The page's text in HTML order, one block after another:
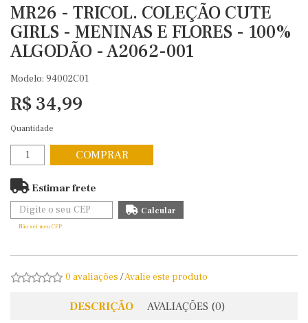
MR26 - TRICOL. COLEÇÃO CUTE
GIRLS - MENINAS E FLORES - 100%
ALGODÃO - A2062-001
Modelo: 94002C01
R$ 34,99
Quantidade
COMPRAR
Estimar frete
Não sei meu CEP
0 avaliações /Avalie este produto
DESCRIÇÃO AVALIAÇÕES (0)